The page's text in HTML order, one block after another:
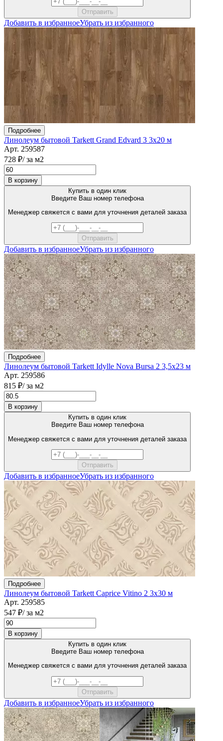
Добавить в избранноеУбрать из избранного
Подробнее
Линолеум бытовой Tarkett Grand Edvard 3 3х20 м
Арт. 259587
728 ₽/ за м2
В корзину
Купить в один клик
Введите Ваш номер телефона
Менеджер свяжется с вами для уточнения деталей заказа
Добавить в избранноеУбрать из избранного
Подробнее
Линолеум бытовой Tarkett Idylle Nova Bursa 2 3,5x23 м
Арт. 259586
815 ₽/ за м2
В корзину
Купить в один клик
Введите Ваш номер телефона
Менеджер свяжется с вами для уточнения деталей заказа
Добавить в избранноеУбрать из избранного
Подробнее
Линолеум бытовой Tarkett Caprice Vitino 2 3х30 м
Арт. 259585
547 ₽/ за м2
В корзину
Купить в один клик
Введите Ваш номер телефона
Менеджер свяжется с вами для уточнения деталей заказа
Добавить в избранноеУбрать из избранного